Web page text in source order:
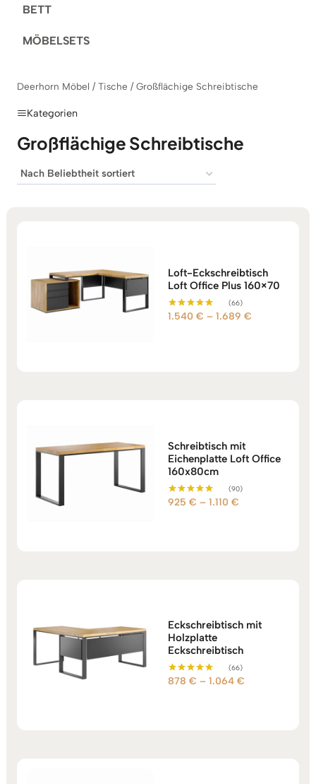
BETT
MÖBELSETS
Deerhorn Möbel /Tische /Großflächige Schreibtische
Kategorien
Großflächige Schreibtische
Loft-Eckschreibtisch
Loft Office Plus 160×70
Bewertet mit
(66)
1.540€ –1.689€
Schreibtisch mit
Eichenplatte Loft Office
160x80cm
Bewertet mit
(90)
925€ –1.110€
Eckschreibtisch mit
Holzplatte
Eckschreibtisch
Bewertet mit
(66)
878€ –1.064€